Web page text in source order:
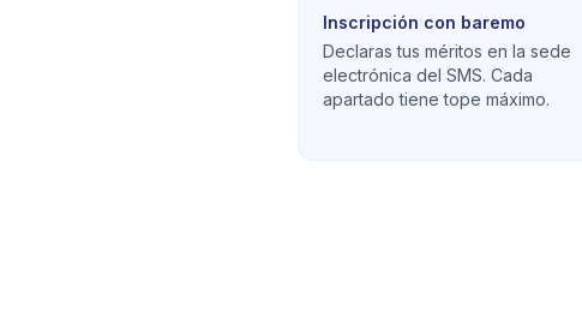
Inscripción con baremo
Declaras tus méritos en la sede
electrónica del SMS. Cada
apartado tiene tope máximo.